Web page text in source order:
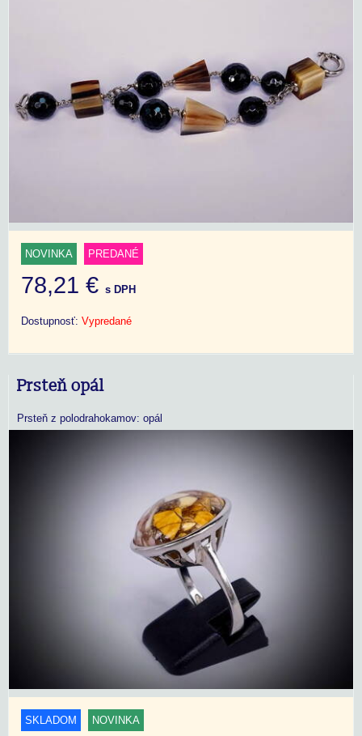
NOVINKA PREDANÉ
78,21 € s DPH
Dostupnosť: Vypredané
Prsteň opál
Prsteň z polodrahokamov: opál
SKLADOM NOVINKA